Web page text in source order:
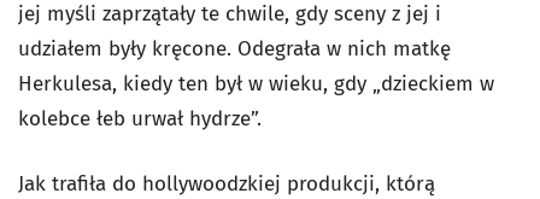
jej myśli zaprzątały te chwile, gdy sceny z jej i
udziałem były kręcone. Odegrała w nich matkę
Herkulesa, kiedy ten był w wieku, gdy „dzieckiem w
kolebce łeb urwał hydrze”.
Jak trafiła do hollywoodzkiej produkcji, którą